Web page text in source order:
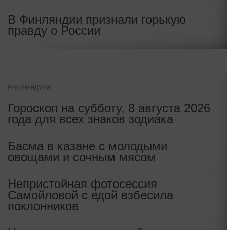
В Финляндии признали горькую
правду о России
РЕКОМЕНДУЕМ
Гороскоп на субботу, 8 августа 2026
года для всех знаков зодиака
Басма в казане с молодыми
овощами и сочным мясом
Непристойная фотосессия
Самойловой с едой взбесила
поклонников